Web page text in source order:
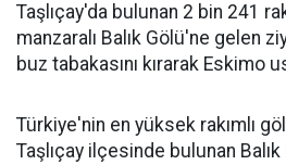
Taşlıçay'da bulunan 2 bin 241
manzaralı Balık Gölü'ne gelen
buz tabakasını kırarak Eskimo
Türkiye'nin en yüksek rakımlı
Taşlıçay ilçesinde bulunan